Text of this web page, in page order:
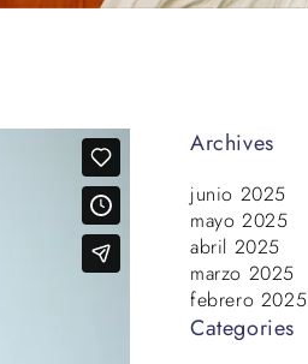
Archives
junio 2025
mayo 2025
abril 2025
marzo 2025
febrero 2025
Categories